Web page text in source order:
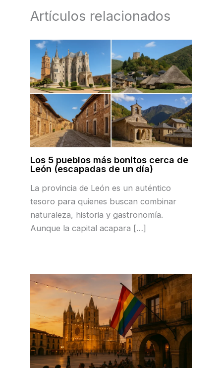
Artículos relacionados
Los 5 pueblos más bonitos cerca de
León (escapadas de un día)
La provincia de León es un auténtico
tesoro para quienes buscan combinar
naturaleza, historia y gastronomía.
Aunque la capital acapara […]